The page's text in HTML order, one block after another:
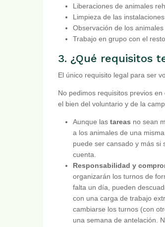
Liberaciones de animales
Limpieza de las
Observación de los
Trabajo en grupo con el
3. ¿Qué requisitos
El único requisito legal para ser
No pedimos requisitos previos
el bien del voluntario y de la
Aunque las tareas no sean
a los animales de una
puede ser cansado y más si
cuenta.
Responsabilidad y
organizarán los turnos de
falta un día, pueden
con una carga de trabajo
cambiarse los turnos (con
una semana de antelación.